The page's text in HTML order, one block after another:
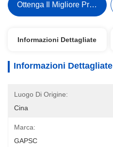
Ottenga Il Migliore Prezzo
Informazioni Dettagliate
Informazioni Dettagliate
Luogo Di Origine:
Cina
Marca:
GAPSC